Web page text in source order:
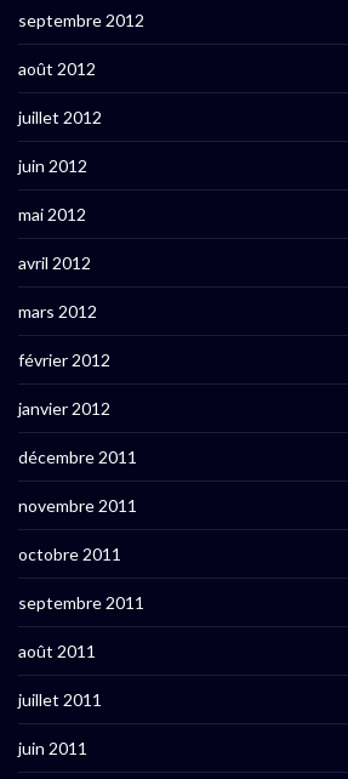
septembre 2012
août 2012
juillet 2012
juin 2012
mai 2012
avril 2012
mars 2012
février 2012
janvier 2012
décembre 2011
novembre 2011
octobre 2011
septembre 2011
août 2011
juillet 2011
juin 2011